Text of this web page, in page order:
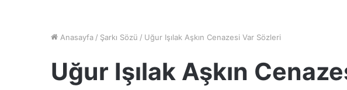
Anasayfa / Şarkı Sözü / Uğur Işılak Aşkın Cenazesi Var Sözleri
Uğur Işılak Aşkın